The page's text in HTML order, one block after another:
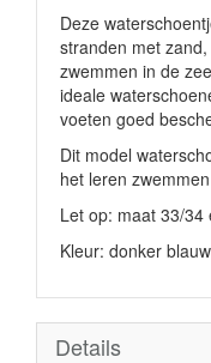
Deze
stranden met
zwemmen in de
ideale
voeten goed
Dit model
het leren
Let op: maat 33/34
Kleur: donker blauw
Details